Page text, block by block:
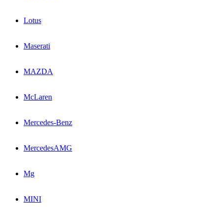
Lotus
Maserati
MAZDA
McLaren
Mercedes-Benz
MercedesAMG
Mg
MINI